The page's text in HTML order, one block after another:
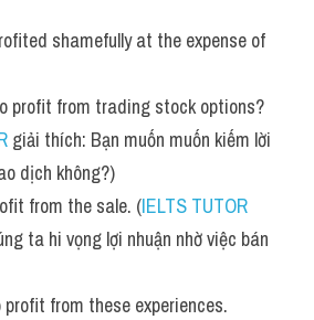
shamefully at the expense of
profit from trading stock options?
giải thích: Bạn muốn muốn kiếm lời
dịch không?)
from the sale. (IELTS TUTOR
ta hi vọng lợi nhuận nhờ việc bán
profit from these experiences.